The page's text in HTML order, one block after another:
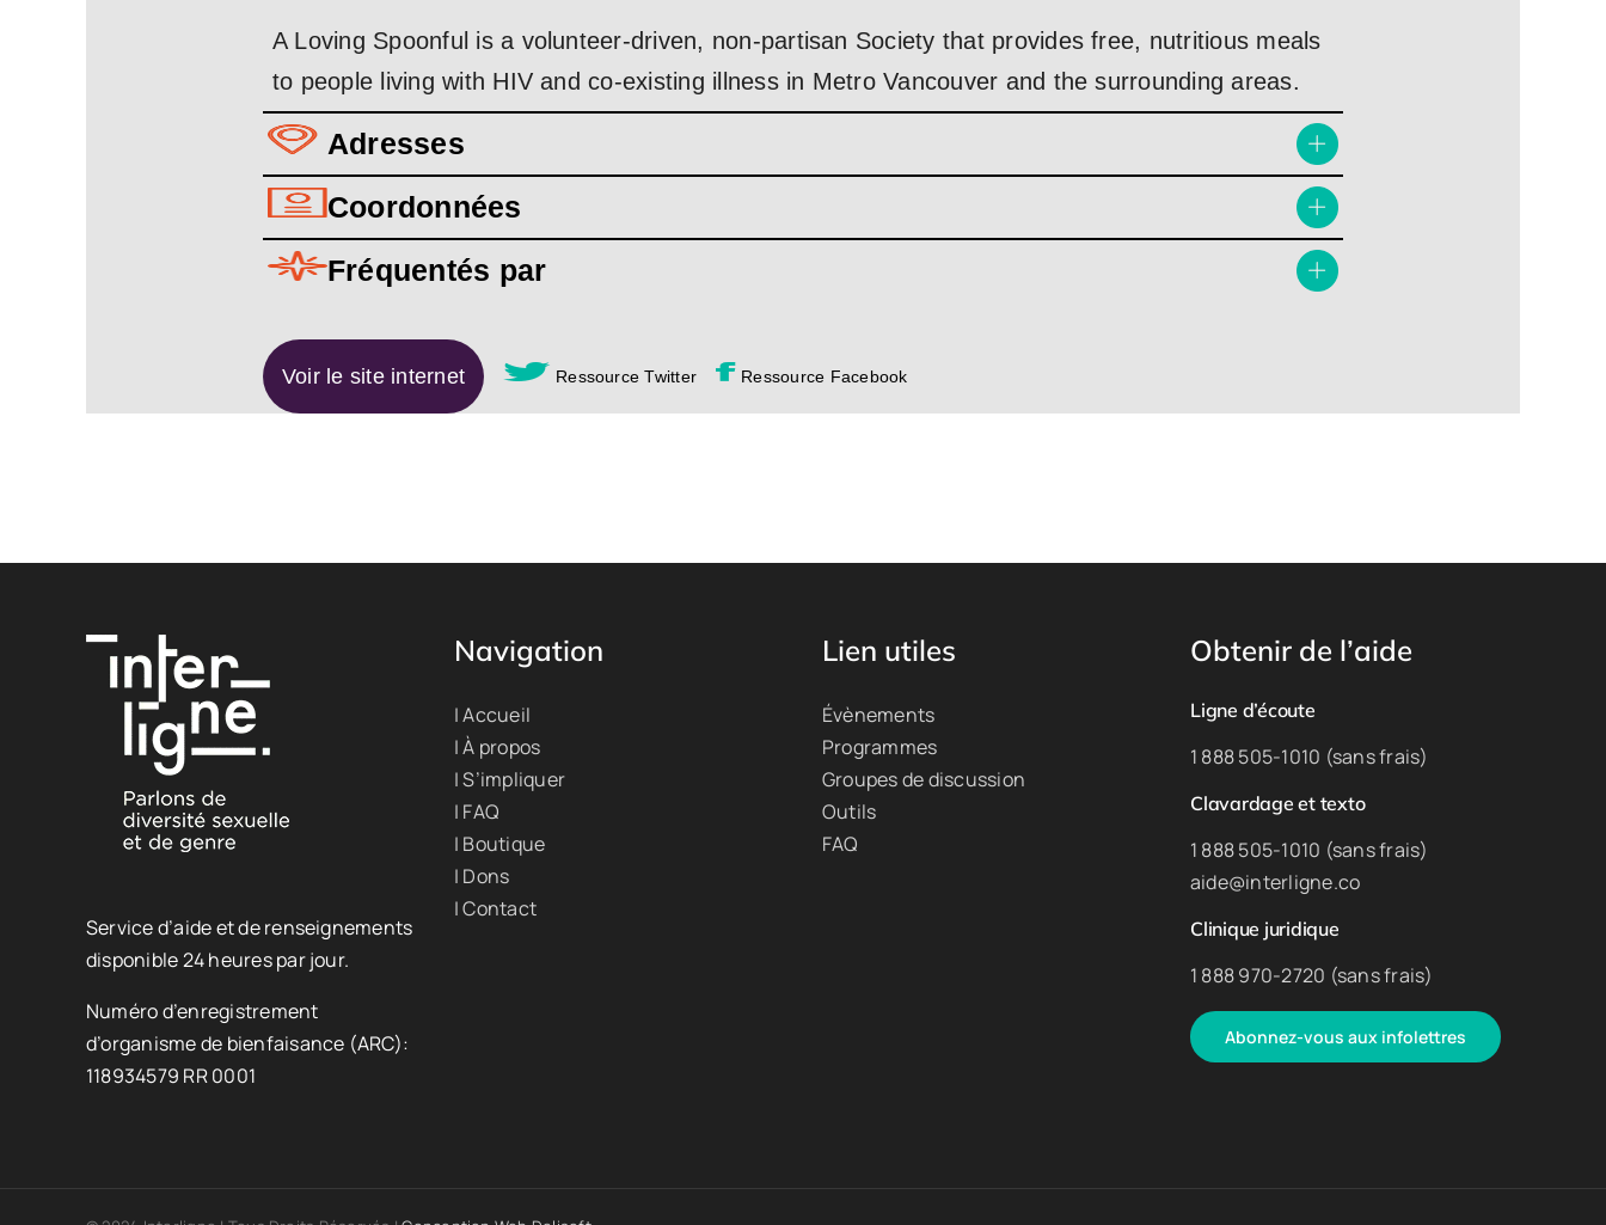
A Loving Spoonful is a volunteer-driven, non-partisan Society that provides free, nutritious meals
to people living with HIV and co-existing illness in Metro Vancouver and the surrounding areas.
Adresses
Coordonnées
Fréquentés par
Voir le site internet Ressource Twitter Ressource Facebook
Service d’aide et de renseignements
disponible 24 heures par jour.
Numéro d’enregistrement
d’organisme de bienfaisance (ARC):
118934579 RR 0001
Navigation
| Accueil
| À propos
| S’impliquer
| FAQ
| Boutique
| Dons
| Contact
Lien utiles
Évènements
Programmes
Groupes de discussion
Outils
FAQ
Obtenir de l’aide
Ligne d’écoute
1 888 505-1010 (sans frais)
Clavardage et texto
1 888 505-1010 (sans frais)
aide@interligne.co
Clinique juridique
1 888 970-2720 (sans frais)
Abonnez-vous aux infolettres